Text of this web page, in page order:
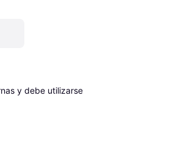
y debe utilizarse